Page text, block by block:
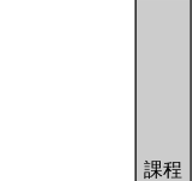
課程